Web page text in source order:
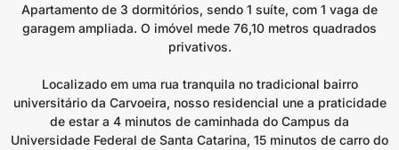
Apartamento de 3 dormitórios, sendo 1 suíte, com 1 vaga de
garagem ampliada. O imóvel mede 76,10 metros quadrados
privativos.
Localizado em uma rua tranquila no tradicional bairro
universitário da Carvoeira, nosso residencial une a praticidade
de estar a 4 minutos de caminhada do Campus da
Universidade Federal de Santa Catarina, 15 minutos de carro do